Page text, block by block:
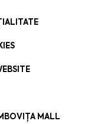
MALL